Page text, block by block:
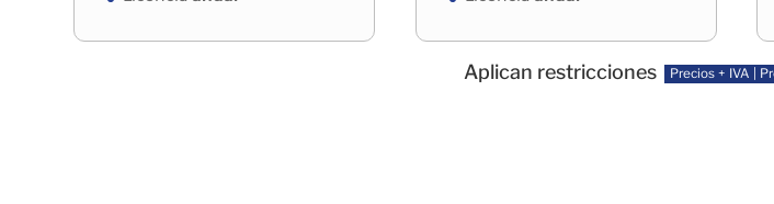
Aplican restricciones Precios + IVA |